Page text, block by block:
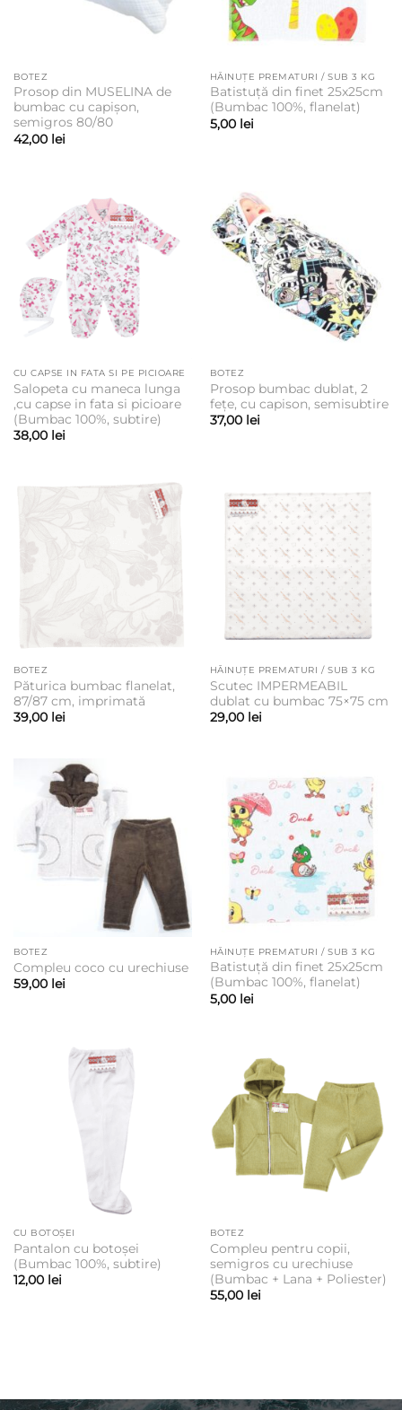
BOTEZ
Prosop din MUSELINA de
bumbac cu capișon,
semigros 80/80
42,00 lei
HĂINUȚE PREMATURI / SUB 3 KG
Batistuță din finet 25x25cm
(Bumbac 100%, flanelat)
5,00 lei
CU CAPSE IN FATA SI PE PICIOARE
Salopeta cu maneca lunga
,cu capse in fata si picioare
(Bumbac 100%, subtire)
38,00 lei
BOTEZ
Prosop bumbac dublat, 2
fețe, cu capison, semisubtire
37,00 lei
BOTEZ
Păturica bumbac flanelat,
87/87 cm, imprimată
39,00 lei
HĂINUȚE PREMATURI / SUB 3 KG
Scutec IMPERMEABIL
dublat cu bumbac 75×75 cm
29,00 lei
BOTEZ
Compleu coco cu urechiuse
59,00 lei
HĂINUȚE PREMATURI / SUB 3 KG
Batistuță din finet 25x25cm
(Bumbac 100%, flanelat)
5,00 lei
CU BOTOȘEI
Pantalon cu botoșei
(Bumbac 100%, subtire)
12,00 lei
BOTEZ
Compleu pentru copii,
semigros cu urechiuse
(Bumbac + Lana + Poliester)
55,00 lei